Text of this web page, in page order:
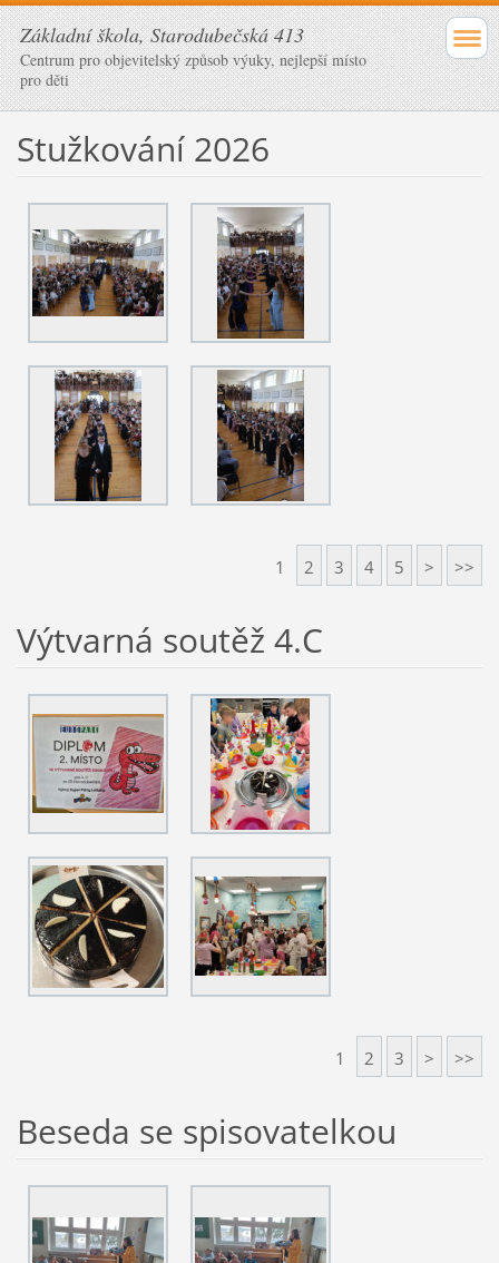
Základní škola, Starodubečská 413
Centrum pro objevitelský způsob výuky, nejlepší místo
pro děti
Stužkování 2026
1 2 3 4 5 > >>
Výtvarná soutěž 4.C
1 2 3 > >>
Beseda se spisovatelkou